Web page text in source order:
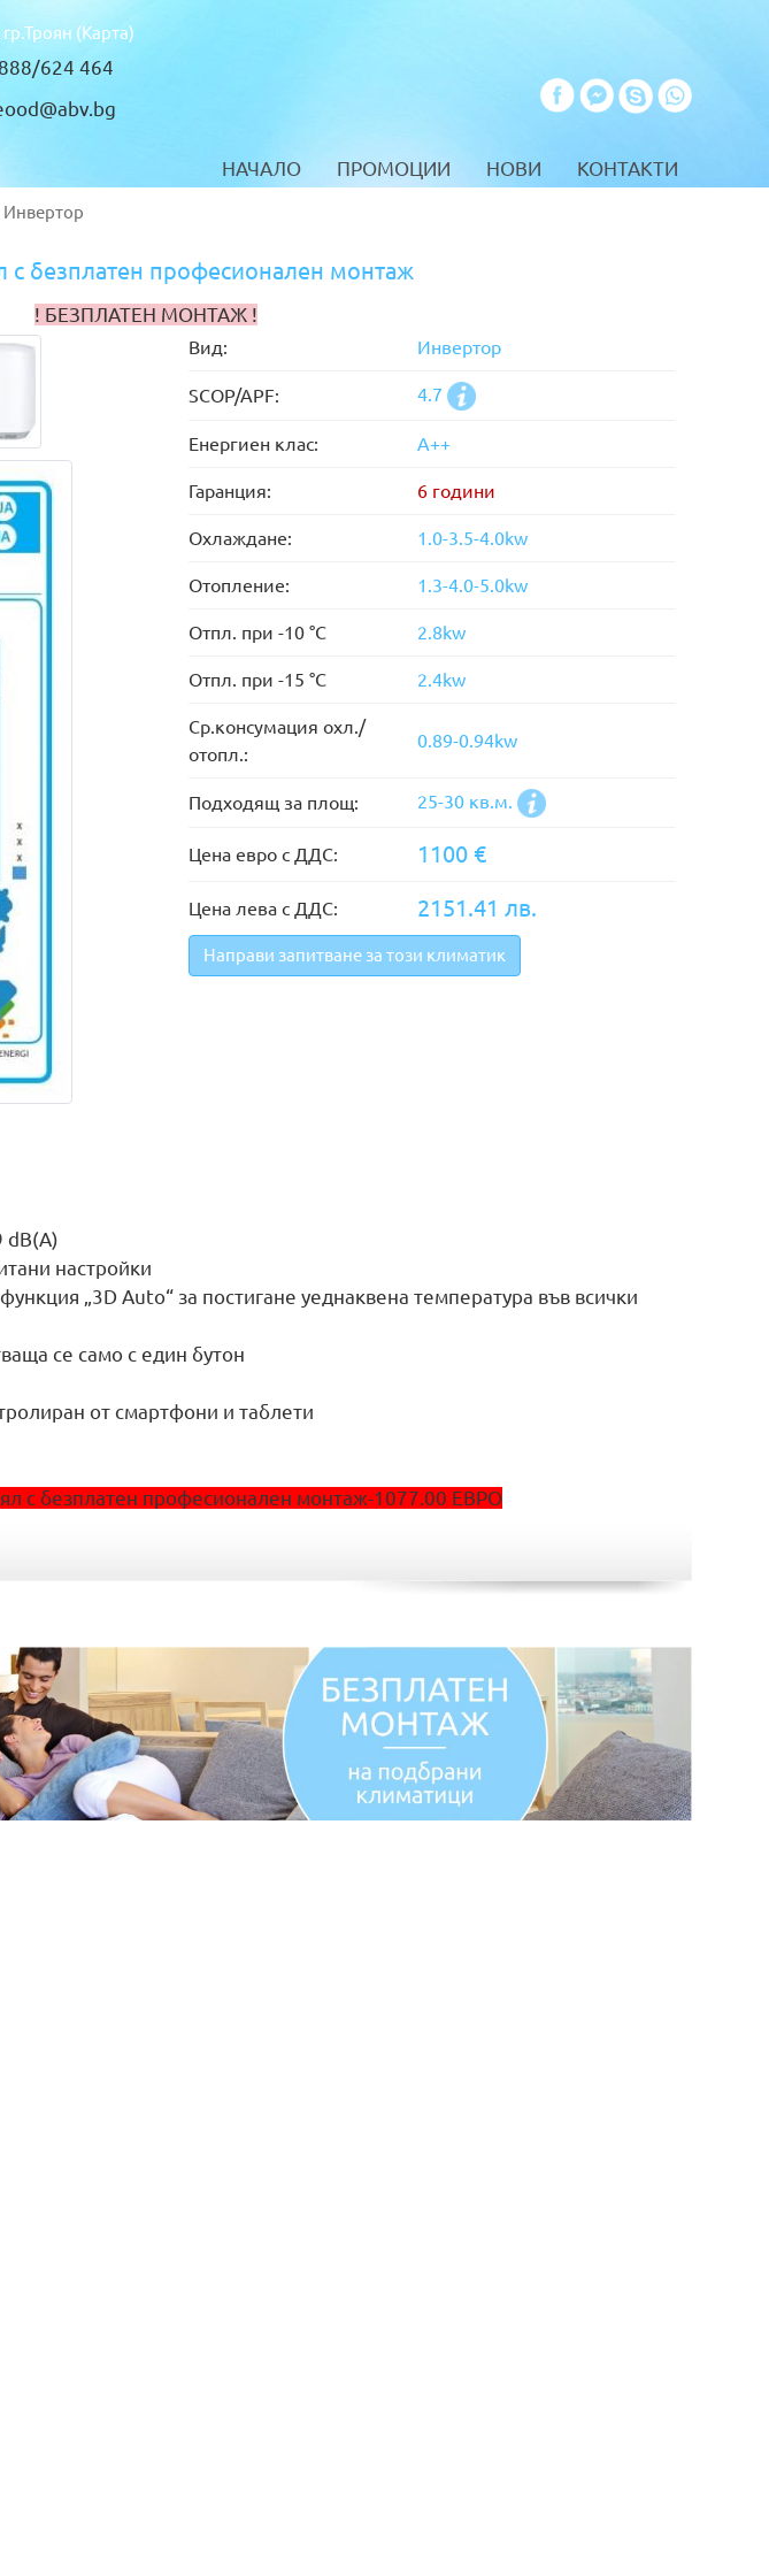
гр.Троян (Карта)
624 464
НАЧАЛО ПРОМОЦИИ НОВИ КОНТАКТИ
Инвертор
с безплатен професионален монтаж
! БЕЗПЛАТЕН МОНТАЖ !
Вид: Инвертор
SCOP/APF: 4.7
Енергиен клас: А++
Гаранция: 6 години
Охлаждане: 1.0-3.5-4.0kw
Отопление: 1.3-4.0-5.0kw
Отпл. при -10 °C 2.8kw
Отпл. при -15 °C 2.4kw
Ср.консумация охл./
отопл.:
0.89-0.94kw
Подходящ за площ: 25-30 кв.м.
Цена евро с ДДС: 1100 €
Цена лева с ДДС: 2151.41 лв.
Направи запитване за този климатик
dB(A)
настройки
„3D Auto“ за постигане уеднаквена температура във всички
се само с един бутон
от смартфони и таблети
с безплатен професионален монтаж-1077.00 ЕВРО